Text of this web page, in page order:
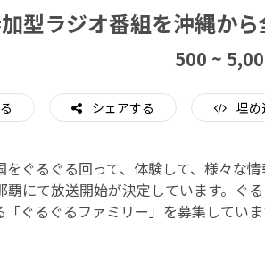
型ラジオ番組を沖縄か
500 ~
シェアする 埋め
ぐるぐる回って、体験して、様々な
覇にて放送開始が決定しています。ぐ
ぐるぐるファミリー」を募集していま